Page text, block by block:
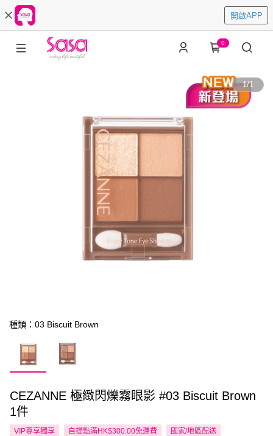
開啟APP
0
1/1
種類：03 Biscuit Brown
CEZANNE 極緻閃爍霧眼影 #03 Biscuit Brown
1件
VIP尊享獨享 自提點滿HK$300.00免運費 國家/地區配送